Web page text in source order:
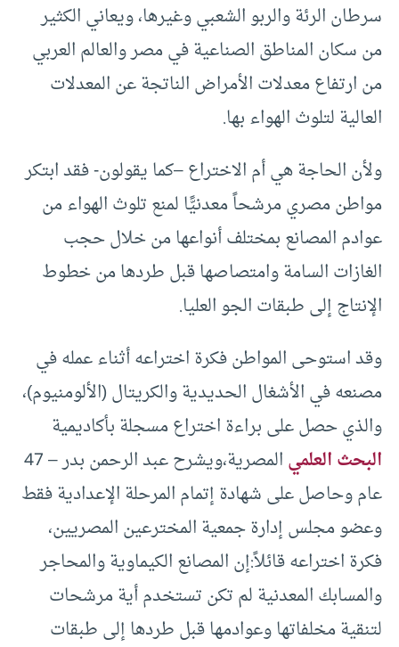
سرطان الرئة والربو الشعبي وغيرها، ويعاني الكثير
من سكان المناطق الصناعية في مصر والعالم العربي
من ارتفاع معدلات الأمراض الناتجة عن المعدلات
العالية لتلوث الهواء بها.
ولأن الحاجة هي أم الاختراع –كما يقولون- فقد ابتكر
مواطن مصري مرشحاً معدنيًّا لمنع تلوث الهواء من
عوادم المصانع بمختلف أنواعها من خلال حجب
الغازات السامة وامتصاصها قبل طردها من خطوط
الإنتاج إلى طبقات الجو العليا.
وقد استوحى المواطن فكرة اختراعه أثناء عمله في
مصنعه في الأشغال الحديدية والكريتال (الألومنيوم)،
والذي حصل على براءة اختراع مسجلة بأكاديمية
البحث العلمي
المصرية،ويشرح عبد الرحمن بدر – 47
عام وحاصل على شهادة إتمام المرحلة الإعدادية فقط
وعضو مجلس إدارة جمعية المخترعين المصريين،
فكرة اختراعه قائلاً:إن المصانع الكيماوية والمحاجر
والمسابك المعدنية لم تكن تستخدم أية مرشحات
لتنقية مخلفاتها وعوادمها قبل طردها إلى طبقات